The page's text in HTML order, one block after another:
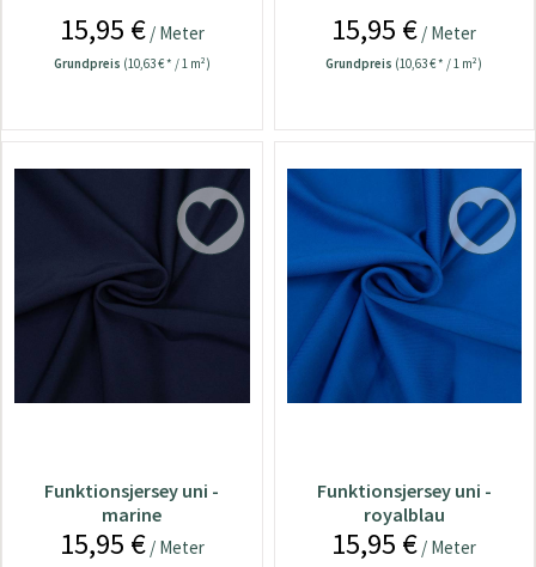
15,95 €/ Meter
Grundpreis (10,63 € * / 1 m²)
15,95 € / Meter
Grundpreis (10,63 € * / 1 m²)
Funktionsjersey uni -
marine
15,95 €/ Meter
Funktionsjersey uni -
royalblau
15,95 € / Meter